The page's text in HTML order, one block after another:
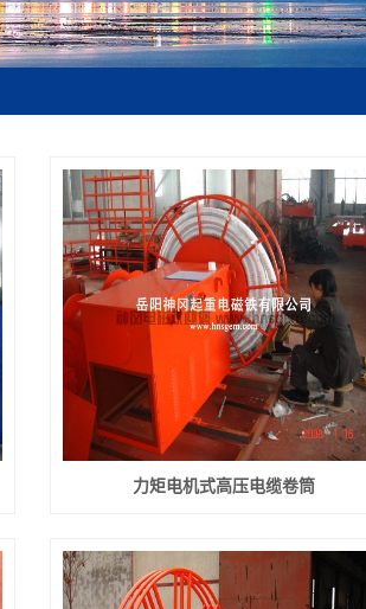
力矩电机式高压电缆卷筒